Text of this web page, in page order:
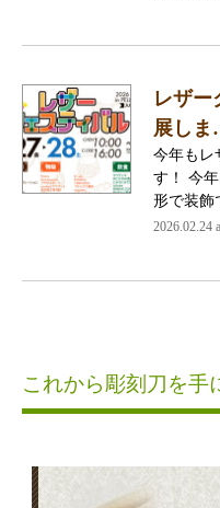
レザー
展し
今年もレ
す！ 今
形で装飾
2026.02.24
これから彫刻刀を手